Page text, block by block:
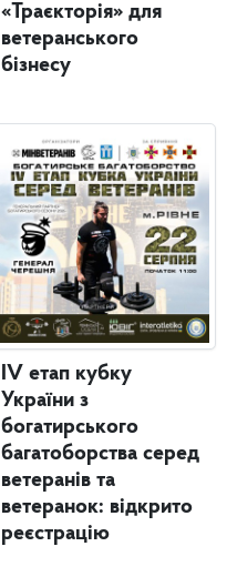
«Траєкторія» для
ветеранського
бізнесу
IV етап кубку
України з
богатирського
багатоборства серед
ветеранів та
ветеранок: відкрито
реєстрацію